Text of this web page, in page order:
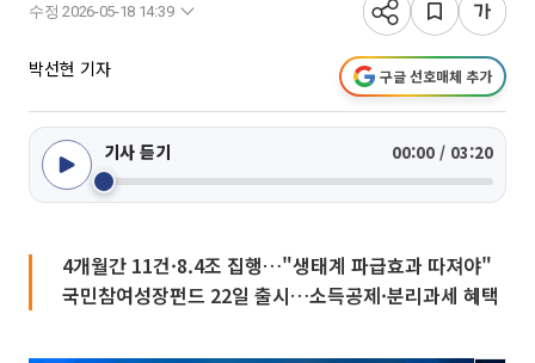
수정 2026-05-18 14:39
박선현 기자 구글 선호매체 추가
기사 듣기 00:00 / 03:20
4개월간 11건·8.4조 집행…"생태계 파급효과 따져야"
국민참여성장펀드 22일 출시…소득공제·분리과세 혜택